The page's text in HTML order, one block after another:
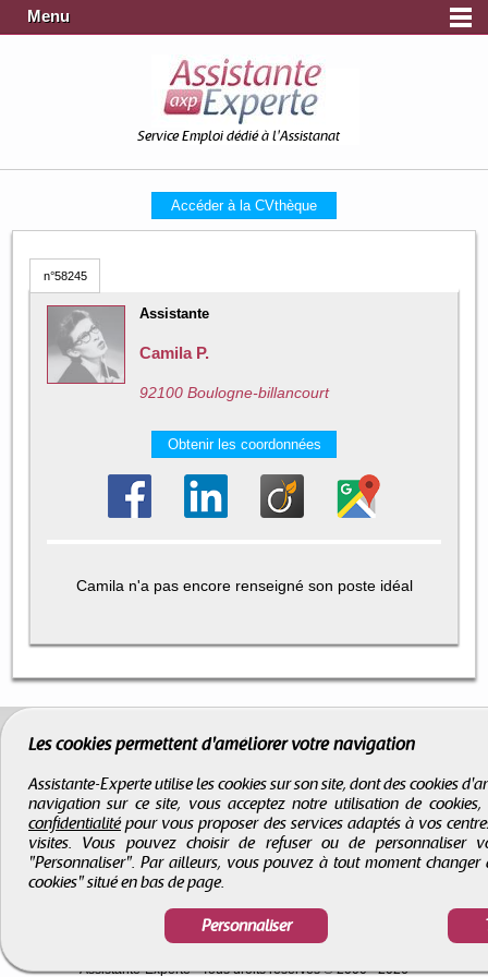
Menu
Service Emploi dédié à l'Assistanat
Accéder à la CVthèque
n°58245
Assistante
Camila P.
92100 Boulogne-billancourt
Obtenir les coordonnées
Camila n'a pas encore renseigné son poste idéal
-Infos légales-Droits d'auteur
Assistante-Experte- Tous droits réservés © 2000 - 2026
Les cookies permettent d'améliorer votre navigation
Assistante-Experte utilise les cookies sur son site, dont des cookies
navigation sur ce site, vous acceptez notre utilisation de
confidentialitépour vous proposer des services adaptés à vos
visites. Vous pouvez choisir de refuser ou de
"Personnaliser". Par ailleurs, vous pouvez à tout moment
cookies" situé en bas de page.
Personnaliser